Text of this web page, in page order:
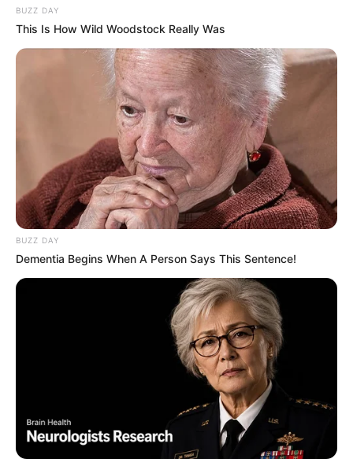
BUZZ DAY
This Is How Wild Woodstock Really Was
BUZZ DAY
Dementia Begins When A Person Says This Sentence!